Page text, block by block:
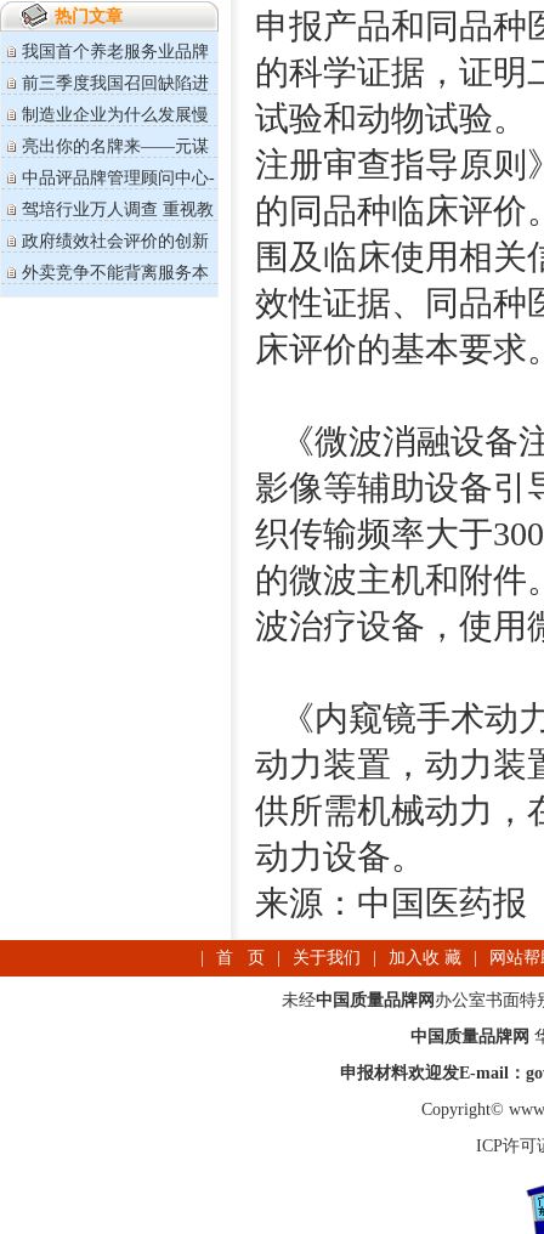
热门文章
我国首个养老服务业品牌
价值评价...
前三季度我国召回缺陷进
口汽车59...
制造业企业为什么发展慢
亮出你的名牌来——元谋
县果蔬品...
中品评品牌管理顾问中心-
---名牌...
驾培行业万人调查 重视教
学质量和...
政府绩效社会评价的创新
思考
外卖竞争不能背离服务本
申报产品和同品种
的科学证据，证明
试验和动物试验。
注册审查指导原则
的同品种临床评价
围及临床使用相关
效性证据、同品种
床评价的基本要求
《微波消融设备
影像等辅助设备引
织传输频率大于
的微波主机和附件
波治疗设备，使用
《内窥镜手术动
动力装置，动力装
供所需机械动力，
动力设备。
来源：中国医药报
首 页 关于我们 加入收 藏 网站帮
未经中国质量品牌网 办公室书面特
中国质量品牌网
申报材料欢迎发E-mail：
Copyright©
ICP许可